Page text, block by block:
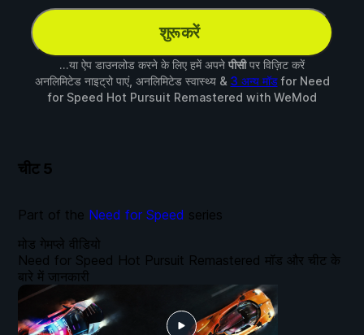
शुरू करें
...या ऐप डाउनलोड करने के लिए हमें अपने पीसीपर विज़िट करें
अनलिमिटेड नाइट्रो पाएं, अनलिमिटेड स्वास्थ्य & 3 अन्य मॉडfor Need
for Speed Hot Pursuit Remastered with WeMod
चीट 5
मोड गेमप्ले वीडियो
Need for Speed Hot Pursuit Remastered मॉड और चीट के
बारे में जानकारी
Part of the Need for Speed series